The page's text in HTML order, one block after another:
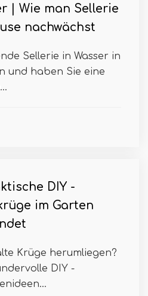
| Wie man Sellerie
nachwächst
Sellerie in Wasser in
und haben Sie eine
DIY -
im Garten
Krüge herumliegen?
DIY -